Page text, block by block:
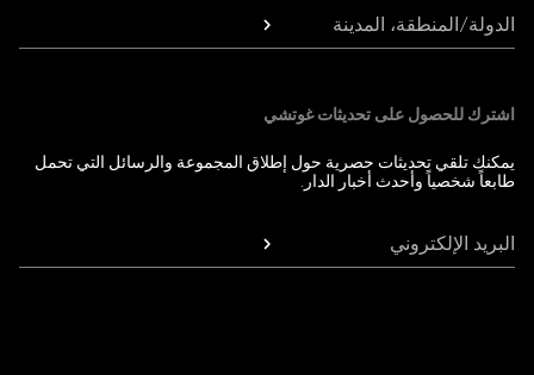
الدولة/المنطقة، المدينة
اشترك للحصول على تحديثات غوتشي
يمكنك تلقي تحديثات حصرية حول إطلاق المجموعة والرسائل التي تحمل
طابعاً شخصياً وأحدث أخبار الدار.
البريد الإلكتروني